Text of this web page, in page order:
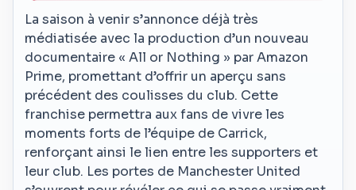
La saison à venir s’annonce déjà très
médiatisée avec la production d’un nouveau
documentaire « All or Nothing » par Amazon
Prime, promettant d’offrir un aperçu sans
précédent des coulisses du club. Cette
franchise permettra aux fans de vivre les
moments forts de l’équipe de Carrick,
renforçant ainsi le lien entre les supporters et
leur club. Les portes de Manchester United